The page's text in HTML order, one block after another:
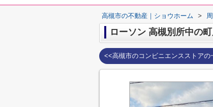
高槻市の不動産｜ショウホーム >
ローソン 高槻別所中の
<<高槻市のコンビニエンスストアの